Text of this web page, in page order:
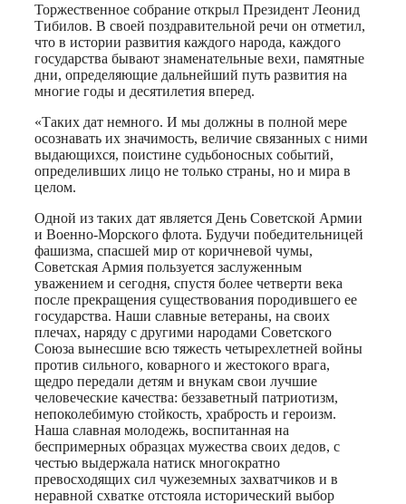
Торжественное собрание открыл Президент Леонид
Тибилов. В своей поздравительной речи он отметил,
что в истории развития каждого народа, каждого
государства бывают знаменательные вехи, памятные
дни, определяющие дальнейший путь развития на
многие годы и десятилетия вперед.
«Таких дат немного. И мы должны в полной мере
осознавать их значимость, величие связанных с ними
выдающихся, поистине судьбоносных событий,
определивших лицо не только страны, но и мира в
целом.
Одной из таких дат является День Советской Армии
и Военно-Морского флота. Будучи победительницей
фашизма, спасшей мир от коричневой чумы,
Советская Армия пользуется заслуженным
уважением и сегодня, спустя более четверти века
после прекращения существования породившего ее
государства. Наши славные ветераны, на своих
плечах, наряду с другими народами Советского
Союза вынесшие всю тяжесть четырехлетней войны
против сильного, коварного и жестокого врага,
щедро передали детям и внукам свои лучшие
человеческие качества: беззаветный патриотизм,
непоколебимую стойкость, храбрость и героизм.
Наша славная молодежь, воспитанная на
беспримерных образцах мужества своих дедов, с
честью выдержала натиск многократно
превосходящих сил чужеземных захватчиков и в
неравной схватке отстояла исторический выбор